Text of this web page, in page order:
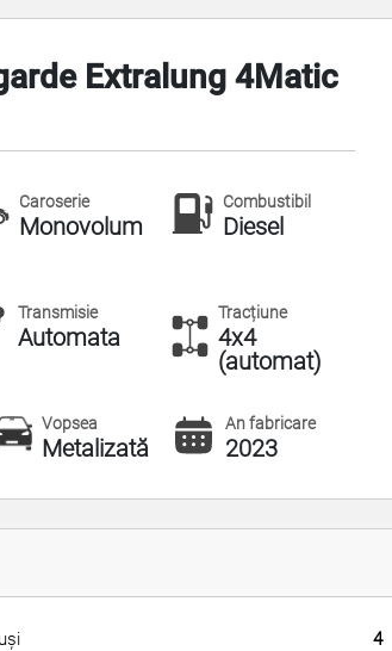
Extralung 4Matic
Caroserie
Monovolum
Combustibil
Diesel
Transmisie
Automata
Tracțiune
4x4
(automat)
Vopsea
Metalizată
An fabricare
2023
4